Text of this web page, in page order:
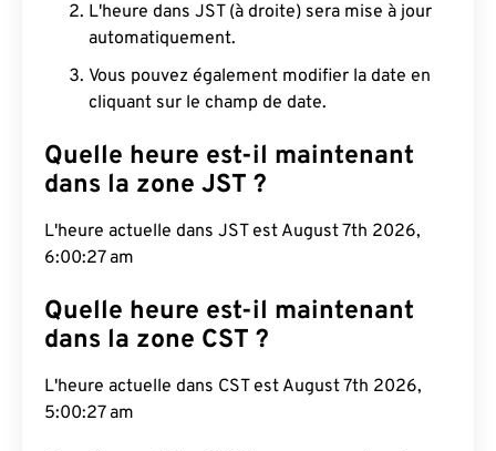
L'heure dans JST (à droite) sera mise à jour
automatiquement.
Vous pouvez également modifier la date en
cliquant sur le champ de date.
Quelle heure est-il maintenant
dans la zone JST ?
L'heure actuelle dans JST est August 7th 2026,
6:00:28 am
Quelle heure est-il maintenant
dans la zone CST ?
L'heure actuelle dans CST est August 7th 2026,
5:00:28 am